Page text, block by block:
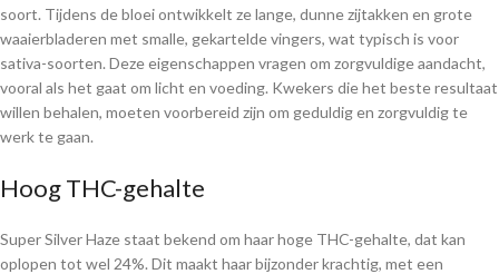
soort. Tijdens de bloei ontwikkelt ze lange, dunne zijtakken en grote
waaierbladeren met smalle, gekartelde vingers, wat typisch is voor
sativa-soorten. Deze eigenschappen vragen om zorgvuldige aandacht,
vooral als het gaat om licht en voeding. Kwekers die het beste resultaat
willen behalen, moeten voorbereid zijn om geduldig en zorgvuldig te
werk te gaan.
Hoog THC-gehalte
Super Silver Haze staat bekend om haar hoge THC-gehalte, dat kan
oplopen tot wel 24%. Dit maakt haar bijzonder krachtig, met een